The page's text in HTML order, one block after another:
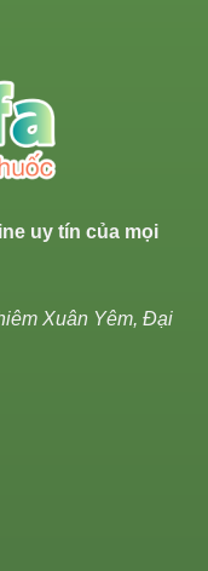
uy tín của mọi
Xuân Yêm, Đại